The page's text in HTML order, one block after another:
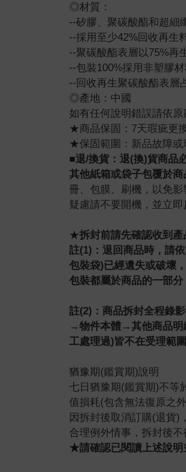
◎材質：
--矽膠、聚碳酸酯和超細
--採用至少42%回收再生
--聚碳酸酯表層以75%再
--包裝100%採用非塑膠
--回收再生聚碳酸酯表層
◎產地：中國
如有任何說明錯誤請依原
★商品保固：7天瑕疵更
★保固範圍：新品故障或
■退/換貨：退(換)貨商品
其他紙箱或袋子包覆於
冊、包膜、刷機，以免
疑慮請不要開機，並立即
★拆封前請先確認收到
註(1)：退回商品時，請
包裝袋)已經遺失或破壞
包裝都屬於商品的一部
註(2)：商品拆封全程錄
→物件本體→其他商品明
工處理過)皆不在受理範
猶豫期(鑑賞期)說明
七日猶豫期(鑑賞期)不等
值損耗(包含無法復原之
因拆封後取消訂購(退貨)
合理例外情事，拆封後不
★請確認已閱讀上述說